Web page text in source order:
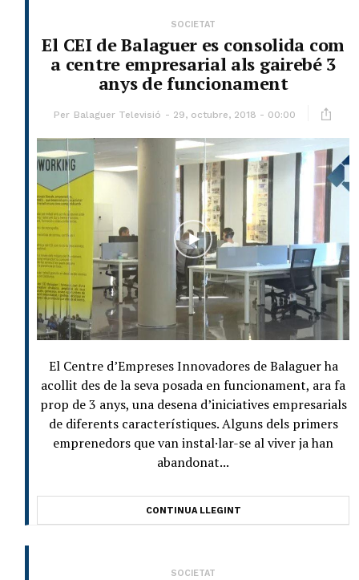
SOCIETAT
El CEI de Balaguer es consolida com
a centre empresarial als gairebé 3
anys de funcionament
Per Balaguer Televisió 29, octubre, 2018 - 00:00
El Centre d’Empreses Innovadores de Balaguer ha
acollit des de la seva posada en funcionament, ara fa
prop de 3 anys, una desena d’iniciatives empresarials
de diferents característiques. Alguns dels primers
emprenedors que van instal·lar-se al viver ja han
abandonat...
CONTINUA LLEGINT
SOCIETAT